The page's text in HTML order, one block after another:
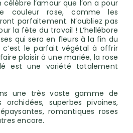
l’amour que l’on a pour
couleur rose, comme les
parfaitement. N’oubliez pas
la fête du travail ! L’hellébore
qui sera en fleurs à la fin du
le parfait végétal à offrir
plaisir à une mariée, la rose
est une variété totalement
une très vaste gamme de
superbes pivoines,
romantiques roses
encore.